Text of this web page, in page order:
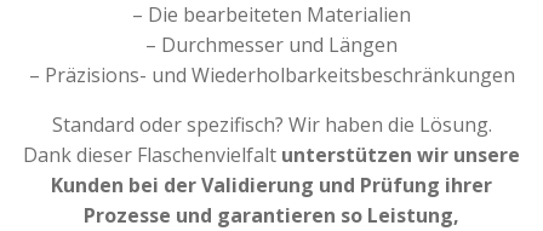
– Die bearbeiteten Materialien
– Durchmesser und Längen
– Präzisions- und Wiederholbarkeitsbeschränkungen
Standard oder spezifisch? Wir haben die Lösung.
Dank dieser Flaschenvielfalt unterstützen wir unsere
Kunden bei der Validierung und Prüfung ihrer
Prozesse und garantieren so Leistung,